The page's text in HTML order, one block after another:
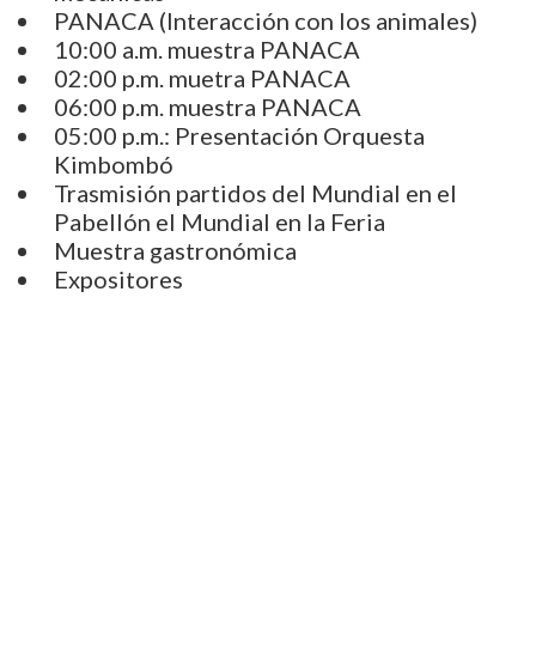
PANACA (Interacción con los animales)
10:00 a.m. muestra PANACA
02:00 p.m. muetra PANACA
06:00 p.m. muestra PANACA
05:00 p.m.: Presentación Orquesta
Kimbombó
Trasmisión partidos del Mundial en el
Pabellón el Mundial en la Feria
Muestra gastronómica
Expositores